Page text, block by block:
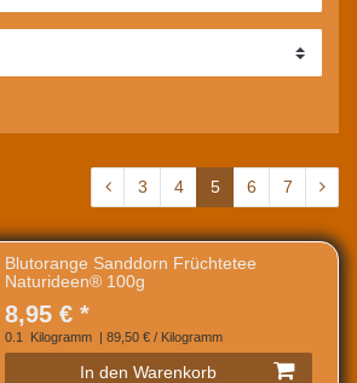
3 4 5 6 7
Blutorange Sanddorn Früchtetee
Naturideen® 100g
8,95 € *
0.1 Kilogramm | 89,50 € / Kilogramm
In den Warenkorb